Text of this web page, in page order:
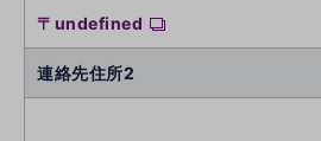
〒undefined
連絡先住所2